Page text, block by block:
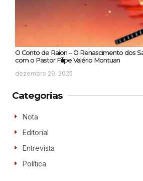
O Conto de Raion – O Renascimento dos
com o Pastor Filipe Valério Montuan
dezembro 29, 2025
Categorias
Nota
Editorial
Entrevista
Política